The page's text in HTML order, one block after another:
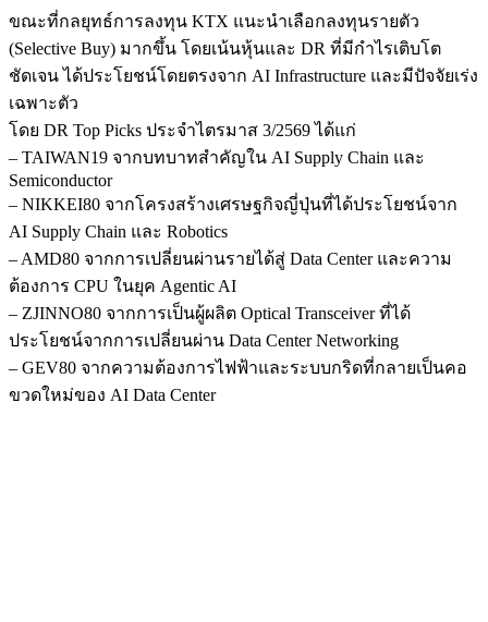
ขณะที่กลยุทธ์การลงทุน KTX แนะนำเลือกลงทุนรายตัว
(Selective Buy) มากขึ้น โดยเน้นหุ้นและ DR ที่มีกำไรเติบโต
ชัดเจน ได้ประโยชน์โดยตรงจาก AI Infrastructure และมีปัจจัยเร่ง
เฉพาะตัว
โดย DR Top Picks ประจำไตรมาส 3/2569 ได้แก่
– TAIWAN19 จากบทบาทสำคัญใน AI Supply Chain และ
Semiconductor
– NIKKEI80 จากโครงสร้างเศรษฐกิจญี่ปุ่นที่ได้ประโยชน์จาก
AI Supply Chain และ Robotics
– AMD80 จากการเปลี่ยนผ่านรายได้สู่ Data Center และความ
ต้องการ CPU ในยุค Agentic AI
– ZJINNO80 จากการเป็นผู้ผลิต Optical Transceiver ที่ได้
ประโยชน์จากการเปลี่ยนผ่าน Data Center Networking
– GEV80 จากความต้องการไฟฟ้าและระบบกริดที่กลายเป็นคอ
ขวดใหม่ของ AI Data Center